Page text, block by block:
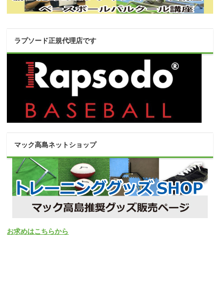
ラプソード正規代理店です
マック高島ネットショップ
お求めはこちらから